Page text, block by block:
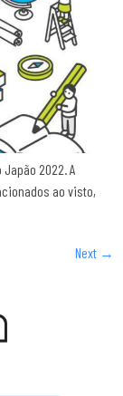
2022. A
ao visto,
Next →